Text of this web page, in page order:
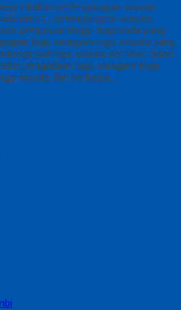
perlengakapan wisuda
s1, perlengakapan wisuda
perguruan tinggi, bagi anda yang
baju seragam toga wisuda yang
jual toga wisuda dot kom .kami
pengadaan baju seragam toga
wisuda dari berbagai…